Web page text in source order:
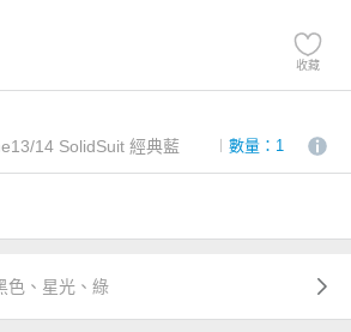
收藏
14 SolidSuit 經典藍
數量：1
色、星光、綠